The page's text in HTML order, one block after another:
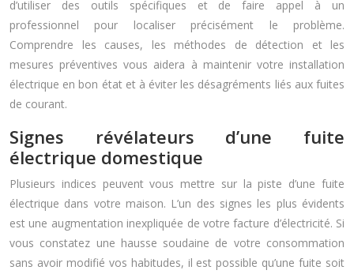
d’utiliser des outils spécifiques et de faire appel à un
professionnel pour localiser précisément le problème.
Comprendre les causes, les méthodes de détection et les
mesures préventives vous aidera à maintenir votre installation
électrique en bon état et à éviter les désagréments liés aux fuites
de courant.
Signes révélateurs d’une fuite
électrique domestique
Plusieurs indices peuvent vous mettre sur la piste d’une fuite
électrique dans votre maison. L’un des signes les plus évidents
est une augmentation inexpliquée de votre facture d’électricité. Si
vous constatez une hausse soudaine de votre consommation
sans avoir modifié vos habitudes, il est possible qu’une fuite soit